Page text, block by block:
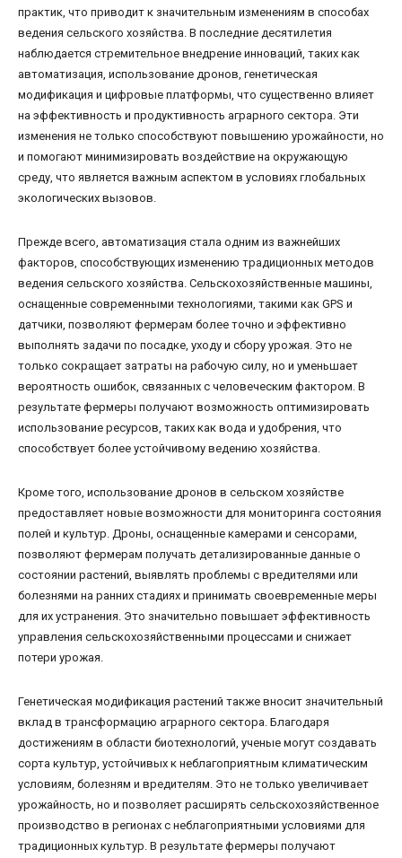
практик, что приводит к значительным изменениям в способах
ведения сельского хозяйства. В последние десятилетия
наблюдается стремительное внедрение инноваций, таких как
автоматизация, использование дронов, генетическая
модификация и цифровые платформы, что существенно влияет
на эффективность и продуктивность аграрного сектора. Эти
изменения не только способствуют повышению урожайности, но
и помогают минимизировать воздействие на окружающую
среду, что является важным аспектом в условиях глобальных
экологических вызовов.
Прежде всего, автоматизация стала одним из важнейших
факторов, способствующих изменению традиционных методов
ведения сельского хозяйства. Сельскохозяйственные машины,
оснащенные современными технологиями, такими как GPS и
датчики, позволяют фермерам более точно и эффективно
выполнять задачи по посадке, уходу и сбору урожая. Это не
только сокращает затраты на рабочую силу, но и уменьшает
вероятность ошибок, связанных с человеческим фактором. В
результате фермеры получают возможность оптимизировать
использование ресурсов, таких как вода и удобрения, что
способствует более устойчивому ведению хозяйства.
Кроме того, использование дронов в сельском хозяйстве
предоставляет новые возможности для мониторинга состояния
полей и культур. Дроны, оснащенные камерами и сенсорами,
позволяют фермерам получать детализированные данные о
состоянии растений, выявлять проблемы с вредителями или
болезнями на ранних стадиях и принимать своевременные меры
для их устранения. Это значительно повышает эффективность
управления сельскохозяйственными процессами и снижает
потери урожая.
Генетическая модификация растений также вносит значительный
вклад в трансформацию аграрного сектора. Благодаря
достижениям в области биотехнологий, ученые могут создавать
сорта культур, устойчивых к неблагоприятным климатическим
условиям, болезням и вредителям. Это не только увеличивает
урожайность, но и позволяет расширять сельскохозяйственное
производство в регионах с неблагоприятными условиями для
традиционных культур. В результате фермеры получают